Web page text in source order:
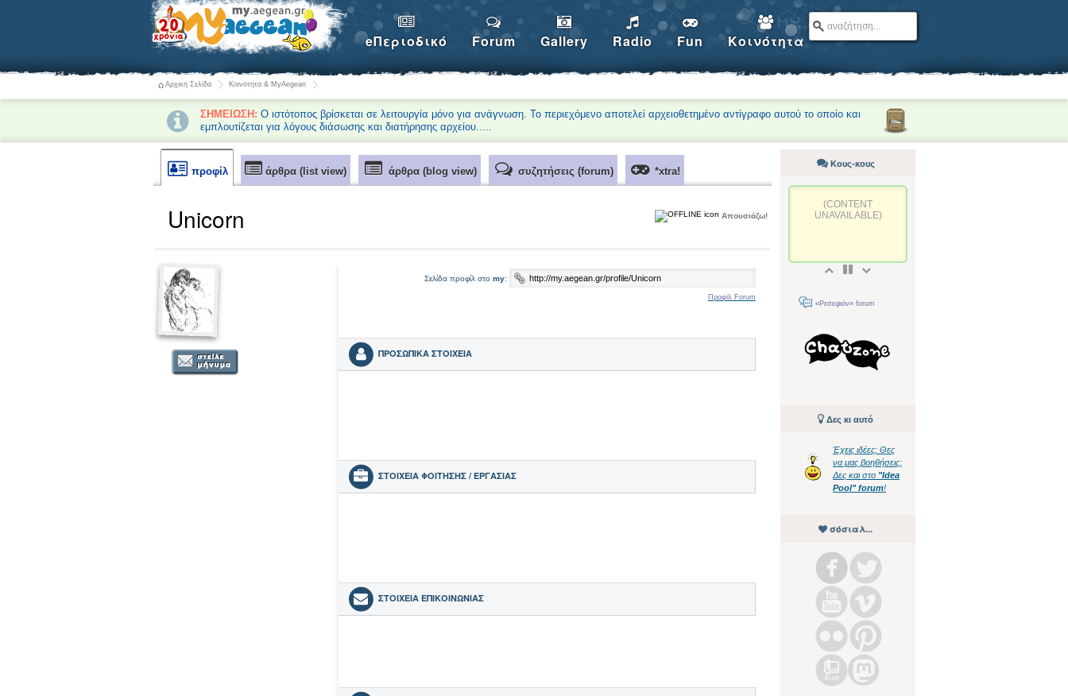
eΠεριοδικό Forum Gallery Radio Fun Κοινότητα
Αρχική Σελίδα Κοινότητα & MyAegean
ΣΗΜΕΙΩΣΗ: Ο ιστότοπος βρίσκεται σε λειτουργία μόνο για ανάγνωση. Το περιεχόμενο αποτελεί αρχειοθετημένο αντίγραφο αυτού το οποίο και
εμπλουτίζεται για λόγους διάσωσης και διατήρησης αρχείου.....
προφίλ άρθρα (list view) άρθρα (blog view) συζητήσεις (forum) *xtra!
Απουσιάζω!
Unicorn
Σελίδα προφίλ στο my:
Προφίλ Forum
ΠΡΟΣΩΠΙΚΑ ΣΤΟΙΧΕΙΑ
ΣΤΟΙΧΕΙΑ ΦΟΙΤΗΣΗΣ / ΕΡΓΑΣΙΑΣ
ΣΤΟΙΧΕΙΑ ΕΠΙΚΟΙΝΩΝΙΑΣ
Κους-κους
(CONTENT
UNAVAILABLE)
«Ρεσεψιόν» forum
Δες κι αυτό
Έχεις ιδέες; Θες
να μας βοηθήσεις;
Δες και στο "Idea
Pool" forum!
σόσιαλ...